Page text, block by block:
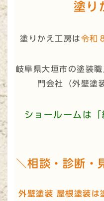
塗り
塗りかえ工房は令和
岐阜県大垣市の塗装
門会社（外壁塗
ショールームは「
＼相談・診断・
外壁塗装 屋根塗装は